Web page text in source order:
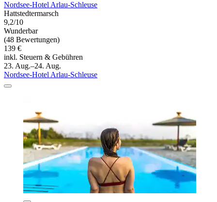
Nordsee-Hotel Arlau-Schleuse
Hattstedtermarsch
9,2/10
Wunderbar
(48 Bewertungen)
139 €
inkl. Steuern & Gebühren
23. Aug.–24. Aug.
Nordsee-Hotel Arlau-Schleuse